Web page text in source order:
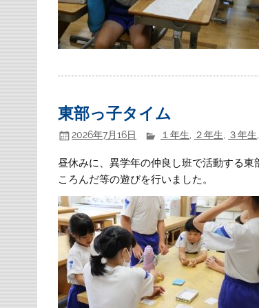
東部っ子タイム
2026年7月16日 １年生, ２年生, ３年生,
昼休みに、異学年の仲良し班で活動する
ころんだ等の遊びを行いました。